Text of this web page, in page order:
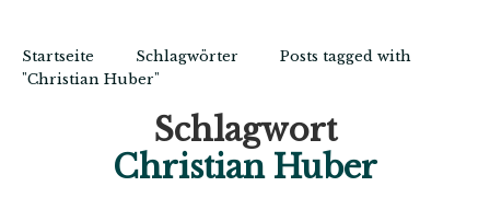
Startseite Schlagwörter
Posts tagged with
"Christian Huber"
Schlagwort
Christian Huber